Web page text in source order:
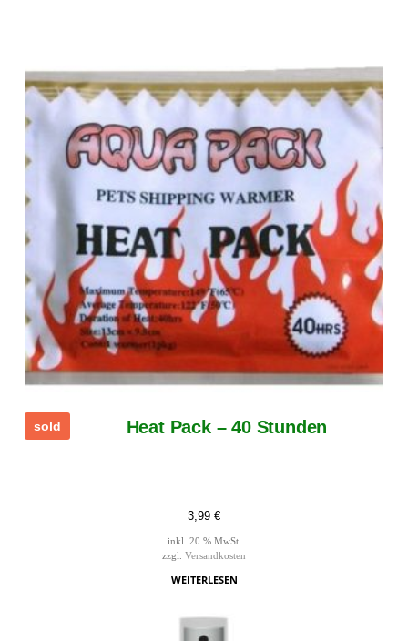
sold Heat Pack – 40 Stunden
3,99 €
inkl. 20 % MwSt.
zzgl. Versandkosten
WEITERLESEN